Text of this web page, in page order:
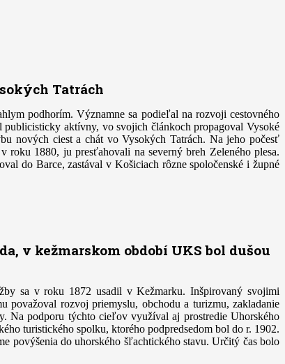
Tatrách
podhorím. Významne sa podieľal na rozvoji cestovného
aktívny, vo svojich článkoch propagoval Vysoké
nových ciest a chát vo Vysokých Tatrách. Na jeho počesť
1880, ju presťahovali na severný breh Zeleného plesa.
do Barce, zastával v Košiciach rôzne spoločenské i župné
v kežmarskom období UKS bol dušou
sa v roku 1872 usadil v Kežmarku. Inšpirovaný svojimi
považoval rozvoj priemyslu, obchodu a turizmu, zakladanie
Na podporu týchto cieľov využíval aj prostredie Uhorského
turistického spolku, ktorého podpredsedom bol do r. 1902.
povýšenia do uhorského šľachtického stavu. Určitý čas bolo